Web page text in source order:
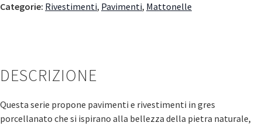
Categorie: Rivestimenti, Pavimenti, Mattonelle
DESCRIZIONE
Questa serie propone pavimenti e rivestimenti in gres
porcellanato che si ispirano alla bellezza della pietra naturale,